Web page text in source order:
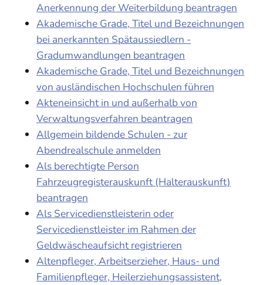
Anerkennung der Weiterbildung beantragen
Akademische Grade, Titel und Bezeichnungen
bei anerkannten Spätaussiedlern -
Gradumwandlungen beantragen
Akademische Grade, Titel und Bezeichnungen
von ausländischen Hochschulen führen
Akteneinsicht in und außerhalb von
Verwaltungsverfahren beantragen
Allgemein bildende Schulen - zur
Abendrealschule anmelden
Als berechtigte Person
Fahrzeugregisterauskunft (Halterauskunft)
beantragen
Als Servicedienstleisterin oder
Servicedienstleister im Rahmen der
Geldwäscheaufsicht registrieren
Altenpfleger, Arbeitserzieher, Haus- und
Familienpfleger, Heilerziehungsassistent,